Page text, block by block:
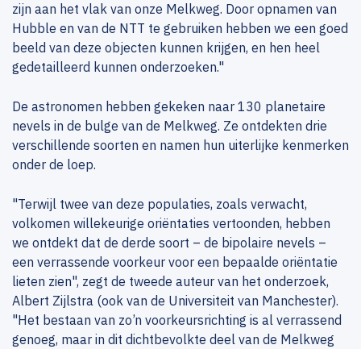
zijn aan het vlak van onze Melkweg. Door opnamen van
Hubble en van de NTT te gebruiken hebben we een goed
beeld van deze objecten kunnen krijgen, en hen heel
gedetailleerd kunnen onderzoeken."
De astronomen hebben gekeken naar 130 planetaire
nevels in de bulge van de Melkweg. Ze ontdekten drie
verschillende soorten en namen hun uiterlijke kenmerken
onder de loep.
"Terwijl twee van deze populaties, zoals verwacht,
volkomen willekeurige oriëntaties vertoonden, hebben
we ontdekt dat de derde soort – de bipolaire nevels –
een verrassende voorkeur voor een bepaalde oriëntatie
lieten zien", zegt de tweede auteur van het onderzoek,
Albert Zijlstra (ook van de Universiteit van Manchester).
"Het bestaan van zo’n voorkeursrichting is al verrassend
genoeg, maar in dit dichtbevolkte deel van de Melkweg